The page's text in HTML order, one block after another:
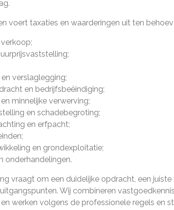
voert taxaties en waarderingen uit ten
en verslaglegging;
en bedrijfsbeëindiging;
minnelijke verwerving;
en schadebegroting;
en erfpacht;
en grondexploitatie;
onderhandelingen.
vraagt om een duidelijke opdracht, een
Wij combineren
werken volgens de professionele regels en